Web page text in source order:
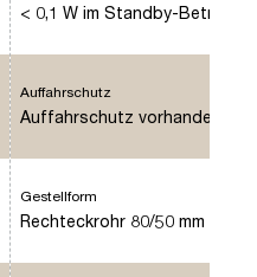
< 0,1 W im Standby-Betrieb
Auffahrschutz
Auffahrschutz vorhanden
Gestellform
Rechteckrohr 80/50 mm